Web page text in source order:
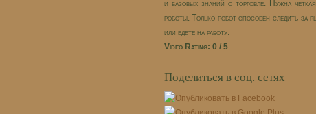
и базовых знаний о торговле. Нужна
роботы. Только робот способен следить за
или едете на работу.
Video Rating: 0 / 5
Поделиться в соц. сетях